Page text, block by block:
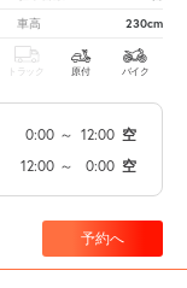
車高 230cm
トラック 原付 バイク
0:00 ～ 12:00 空
12:00 ～ 0:00 空
予約へ